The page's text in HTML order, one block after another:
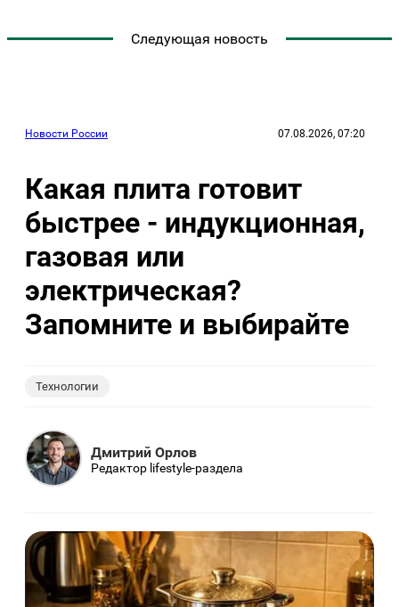
Следующая новость
Новости России 07.08.2026, 07:20
Какая плита готовит
быстрее - индукционная,
газовая или
электрическая?
Запомните и выбирайте
Технологии
Дмитрий Орлов
Редактор lifestyle-раздела